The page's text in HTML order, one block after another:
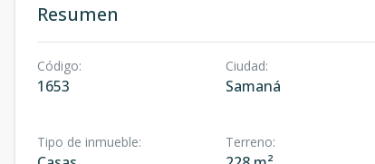
Resumen
Código:
1653
Ciudad:
Samaná
Tipo de inmueble: Terreno: